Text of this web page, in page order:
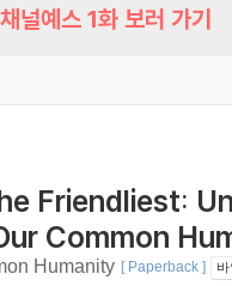
채널예스 1화 보러 가기
Friendliest:
Common
Humanity [ Paperback ]